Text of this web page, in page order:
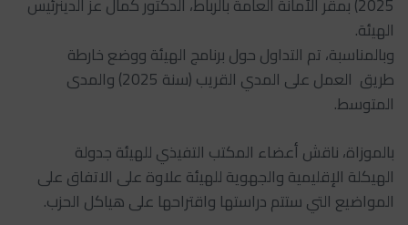
الهيئة.
وبالمناسبة، تم التداول حول برنامج الهيئة ووضع خارطة
طريق العمل على المدي القريب (سنة 2025) والمدى
المتوسط.
بالموزاة، ناقش أعضاء المكتب التفيذي للهيئة جدولة
الهيكلة الإقليمية والجهوية للهيئة علاوة على الاتفاق على
المواضيع التي ستتم دراستها واقتراحها على هياكل الحزب.